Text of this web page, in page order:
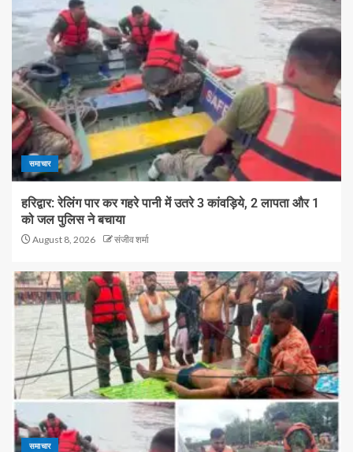
समाचार
हरिद्वार: रेलिंग पार कर गहरे पानी में उतरे 3 कांवड़िये, 2 लापता और 1
को जल पुलिस ने बचाया
August 8, 2026 संजीव शर्मा
समाचार